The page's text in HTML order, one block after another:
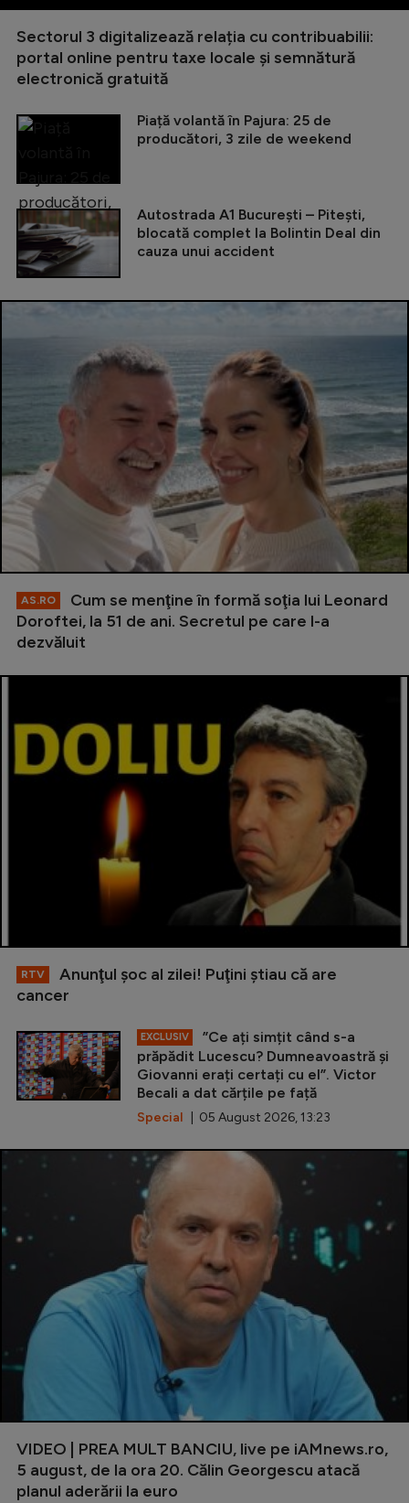
Sectorul 3 digitalizează relația cu contribuabilii:
portal online pentru taxe locale și semnătură
electronică gratuită
Piață volantă în Pajura: 25 de
producători, 3 zile de weekend
Autostrada A1 București – Pitești,
blocată complet la Bolintin Deal din
cauza unui accident
AS.RO
Cum se menţine în formă soţia lui Leonard
Doroftei, la 51 de ani. Secretul pe care l-a
dezvăluit
RTV
Anunţul şoc al zilei! Puţini ştiau că are
cancer
EXCLUSIV
”Ce ați simțit când s-a
prăpădit Lucescu? Dumneavoastră și
Giovanni erați certați cu el”. Victor
Becali a dat cărțile pe față
Special | 05 August 2026, 13:23
VIDEO | PREA MULT BANCIU, live pe iAMnews.ro,
5 august, de la ora 20. Călin Georgescu atacă
planul aderării la euro